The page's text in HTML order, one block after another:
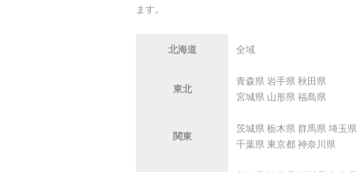
ます。
北海道 全域
東北
青森県 岩手県 秋田県
宮城県 山形県 福島県
関東
茨城県 栃木県 群馬県 埼玉県
千葉県 東京都 神奈川県